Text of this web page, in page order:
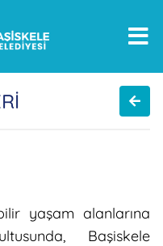
yaşam alanlarına
Başiskele